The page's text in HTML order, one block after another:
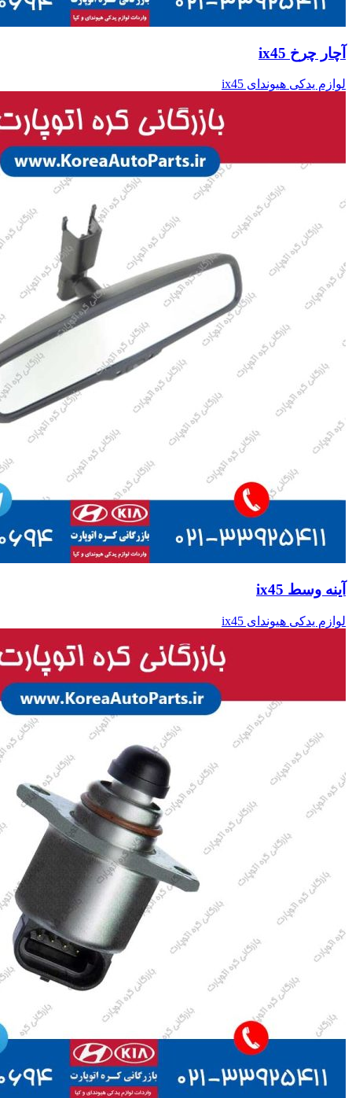
آچار چرخ ix45
لوازم یدکی هیوندای ix45
آینه وسط ix45
لوازم یدکی هیوندای ix45